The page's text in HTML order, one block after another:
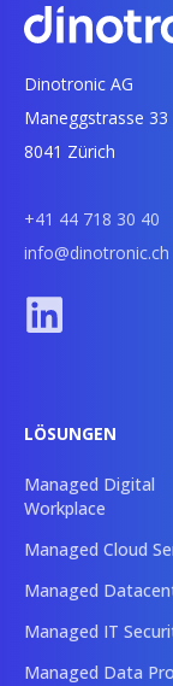
Dinotronic AG
Maneggstrasse 33
8041 Zürich
+41 44 718 30 40
info@dinotronic.ch
LÖSUNGEN
Managed Digital
Workplace
Managed Cloud
Managed
Managed IT
Managed Data